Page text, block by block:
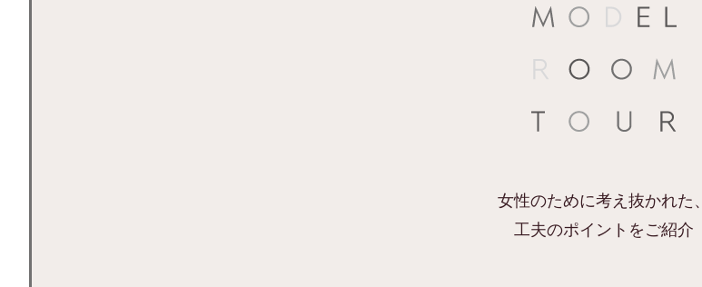
女性のために考え抜かれた、
工夫のポイントをご紹介